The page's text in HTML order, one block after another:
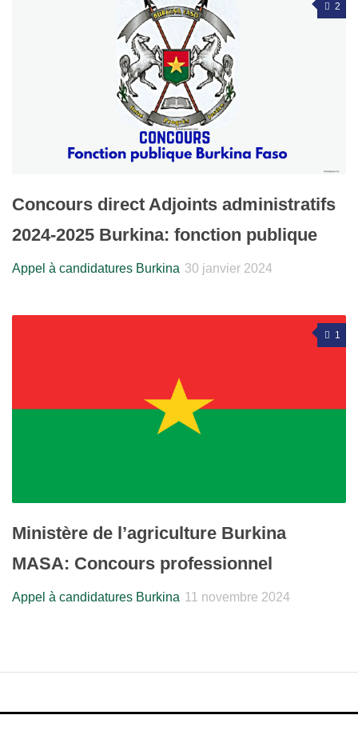
2
Concours direct Adjoints administratifs
2024-2025 Burkina: fonction publique
Appel à candidatures Burkina 30 janvier 2024
1
Ministère de l’agriculture Burkina
MASA: Concours professionnel
Appel à candidatures Burkina 11 novembre 2024